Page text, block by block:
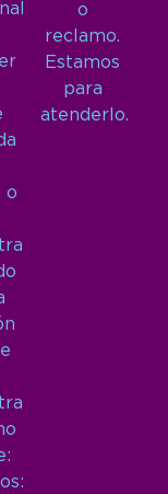
o
o
reclamo.
Estamos
para
atenderlo.